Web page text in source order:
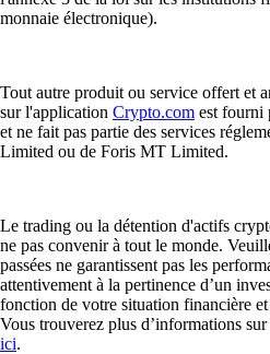
monnaie électronique).
Tout autre produit ou service offert et
sur l'application Crypto.com est fourni
et ne fait pas partie des services
Limited ou de Foris MT Limited.
Le trading ou la détention d'actifs
ne pas convenir à tout le monde.
passées ne garantissent pas les
attentivement à la pertinence d’un
fonction de votre situation financière
Vous trouverez plus d’informations
ici.